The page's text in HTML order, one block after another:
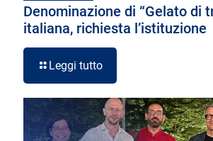
Denominazione di “Gelato di
italiana, richiesta l’istituzione
Leggi tutto